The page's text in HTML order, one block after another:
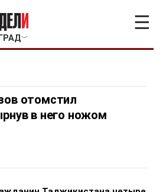
﹀
☰
отомстил
в него ножом